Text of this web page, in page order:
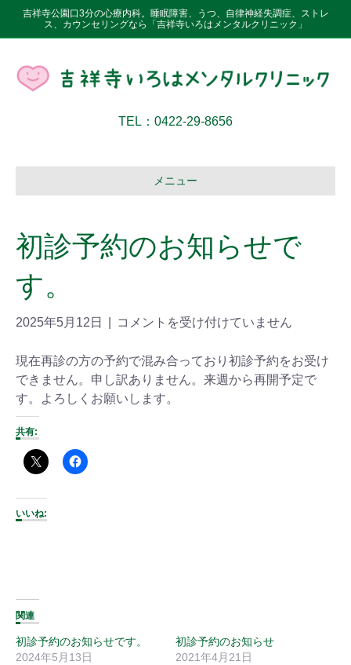
吉祥寺公園口3分の心療内科。睡眠障害、うつ、自律神経失調症、ストレ
ス、カウンセリングなら「吉祥寺いろはメンタルクリニック」
TEL：0422-29-8656
メニュー
初診予約のお知らせで
す。
2025年5月12日 コメントを受け付けていません
現在再診の方の予約で混み合っており初診予約をお受け
できません。申し訳ありません。来週から再開予定で
す。よろしくお願いします。
共有:
いいね:
関連
初診予約のお知らせです。
2024年5月13日
初診予約のお知らせ
2021年4月21日